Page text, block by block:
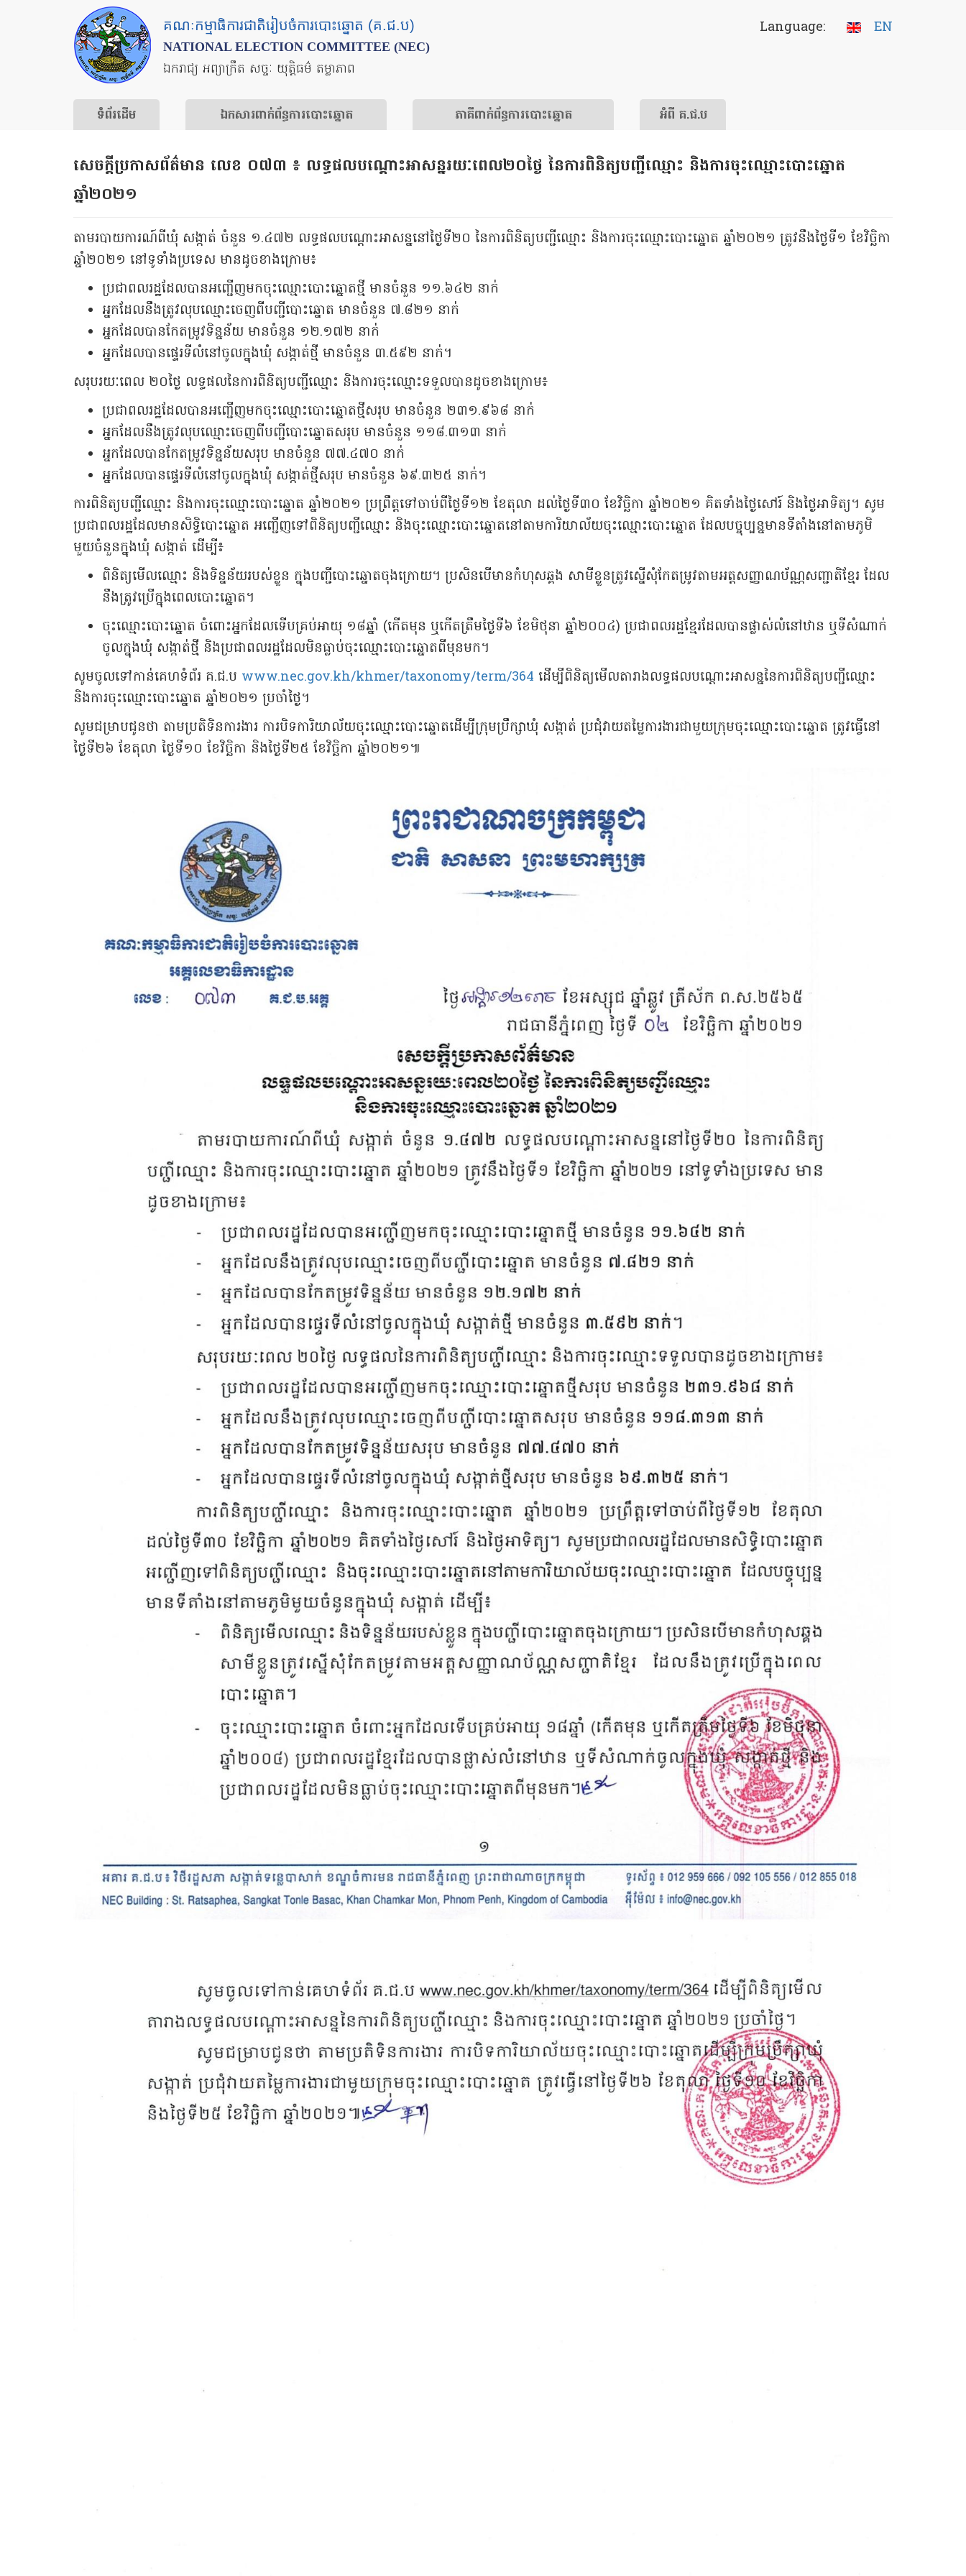
គណៈកម្មាធិការជាតិរៀបចំការបោះឆ្នោត (គ.ជ.ប)
NATIONAL ELECTION COMMITTEE (NEC)
ឯករាជ្យ អព្យាក្រឹត សច្ចៈ យុត្តិធម៌ តម្លាភាព
Language: EN
ទំព័រ​ដើម ឯកសារ​ពាក់ព័ន្ធ​ការ​បោះឆ្នោត ​ភាគីពាក់ព័ន្ធ​​ការ​បោះឆ្នោត អំពី គ.ជ.ប
សេចក្តីប្រកាសព័ត៌មាន លេខ ០៧៣ ៖ លទ្ធផលបណ្ដោះអាសន្នរយៈពេល២០ថ្ងៃ នៃការពិនិត្យបញ្ជីឈ្មោះ និងការចុះឈ្មោះបោះឆ្នោត
ឆ្នាំ២០២១
តាមរបាយការណ៍ពីឃុំ សង្កាត់ ចំនួន ១.៤៧២ លទ្ធផលបណ្ដោះអាសន្ននៅថ្ងៃទី២០ នៃការពិនិត្យបញ្ជីឈ្មោះ និងការចុះឈ្មោះបោះឆ្នោត ឆ្នាំ២០២១ ត្រូវនឹងថ្ងៃទី១ ខែវិច្ឆិកា
ឆ្នាំ២០២១ នៅទូទាំងប្រទេស មានដូចខាងក្រោម៖
ប្រជាពលរដ្ឋដែលបានអញ្ជើញមកចុះឈ្មោះបោះឆ្នោតថ្មី មានចំនួន ១១.៦៤២ នាក់
អ្នកដែលនឹងត្រូវលុបឈ្មោះចេញពីបញ្ជីបោះឆ្នោត មានចំនួន ៧.៨២១ នាក់
អ្នកដែលបានកែតម្រូវទិន្នន័យ មានចំនួន ១២.១៧២ នាក់
អ្នកដែលបានផ្ទេរទីលំនៅចូលក្នុងឃុំ សង្កាត់ថ្មី មានចំនួន ៣.៥៩២ នាក់។
សរុបរយៈពេល ២០ថ្ងៃ លទ្ធផលនៃការពិនិត្យបញ្ជីឈ្មោះ និងការចុះឈ្មោះទទួលបានដូចខាងក្រោម៖
ប្រជាពលរដ្ឋដែលបានអញ្ជើញមកចុះឈ្មោះបោះឆ្នោតថ្មីសរុប មានចំនួន ២៣១.៩៦៨ នាក់
អ្នកដែលនឹងត្រូវលុបឈ្មោះចេញពីបញ្ជីបោះឆ្នោតសរុប មានចំនួន ១១៨.៣១៣ នាក់
អ្នកដែលបានកែតម្រូវទិន្នន័យសរុប មានចំនួន ៧៧.៤៧០ នាក់
អ្នកដែលបានផ្ទេរទីលំនៅចូលក្នុងឃុំ សង្កាត់ថ្មីសរុប មានចំនួន ៦៩.៣២៥ នាក់។
ការពិនិត្យបញ្ជីឈ្មោះ និងការចុះឈ្មោះបោះឆ្នោត ឆ្នាំ២០២១ ប្រព្រឹត្តទៅចាប់ពីថ្ងៃទី១២ ខែតុលា ដល់ថ្ងៃទី៣០ ខែវិច្ឆិកា ឆ្នាំ២០២១ គិតទាំងថ្ងៃសៅរ៍ និងថ្ងៃអាទិត្យ។ សូម
ប្រជាពលរដ្ឋដែលមានសិទ្ធិបោះឆ្នោត អញ្ជើញទៅពិនិត្យបញ្ជីឈ្មោះ និងចុះឈ្មោះបោះឆ្នោតនៅតាមការិយាល័យចុះឈ្មោះបោះឆ្នោត ដែលបច្ចុប្បន្នមានទីតាំងនៅតាមភូមិ
មួយចំនួនក្នុងឃុំ សង្កាត់ ដើម្បី៖
ពិនិត្យមើលឈ្មោះ និងទិន្នន័យរបស់ខ្លួន ក្នុងបញ្ជីបោះឆ្នោតចុងក្រោយ។ ប្រសិនបើមានកំហុសឆ្គង សាមីខ្លួនត្រូវស្នើសុំកែតម្រូវតាមអត្តសញ្ញាណប័ណ្ណសញ្ជាតិខ្មែរ ដែល
នឹងត្រូវប្រើក្នុងពេលបោះឆ្នោត។
ចុះឈ្មោះបោះឆ្នោត ចំពោះអ្នកដែលទើបគ្រប់អាយុ ១៨ឆ្នាំ (កើតមុន ឬកើតត្រឹមថ្ងៃទី៦ ខែមិថុនា ឆ្នាំ២០០៤) ប្រជាពលរដ្ឋខ្មែរដែលបានផ្លាស់លំនៅឋាន ឬទីសំណាក់
ចូលក្នុងឃុំ សង្កាត់ថ្មី និងប្រជាពលរដ្ឋដែលមិនធ្លាប់ចុះឈ្មោះបោះឆ្នោតពីមុនមក។
សូមចូលទៅកាន់គេហទំព័រ គ.ជ.ប www.nec.gov.kh/khmer/taxonomy/term/364 ដើម្បីពិនិត្យមើលតារាងលទ្ធផលបណ្ដោះអាសន្ននៃការពិនិត្យបញ្ជីឈ្មោះ
និងការចុះឈ្មោះបោះឆ្នោត ឆ្នាំ២០២១ ប្រចាំថ្ងៃ។
សូមជម្រាបជូនថា តាមប្រតិទិនការងារ ការបិទការិយាល័យចុះឈ្មោះបោះឆ្នោតដើម្បីក្រុមប្រឹក្សាឃុំ សង្កាត់ ប្រជុំវាយតម្លៃការងារជាមួយក្រុមចុះឈ្មោះបោះឆ្នោត ត្រូវធ្វើនៅ
ថ្ងៃទី២៦ ខែតុលា ថ្ងៃទី១០ ខែវិច្ឆិកា និងថ្ងៃទី២៥ ខែវិច្ឆិកា ឆ្នាំ២០២១៕